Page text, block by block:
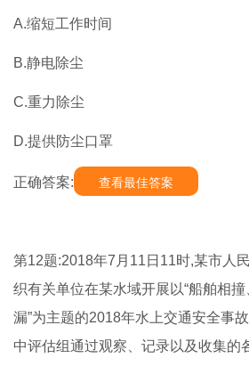
A.缩短工作时间
B.静电除尘
C.重力除尘
D.提供防尘口罩
正确答案: 查看最佳答案
第12题:2018年7月11日11时,某市人
织有关单位在某水域开展以“船舶相
漏”为主题的2018年水上交通安全事
中评估组通过观察、记录以及收集的